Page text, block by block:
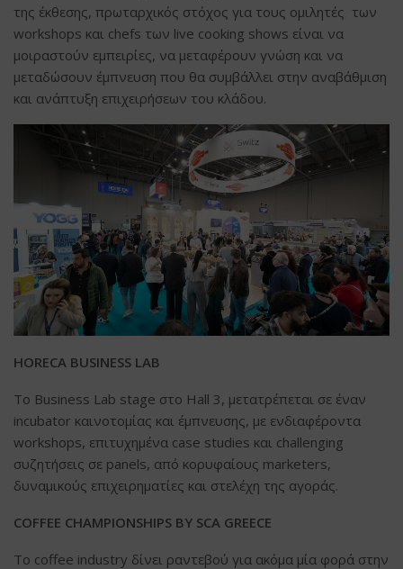
της έκθεσης, πρωταρχικός στόχος για τους ομιλητές των
workshops και chefs των live cooking shows είναι να
μοιραστούν εμπειρίες, να μεταφέρουν γνώση και να
μεταδώσουν έμπνευση που θα συμβάλλει στην αναβάθμιση
και ανάπτυξη επιχειρήσεων του κλάδου.
HORECA BUSINESS LAB
Το Business Lab stage στο Hall 3, μετατρέπεται σε έναν
incubator καινοτομίας και έμπνευσης, με ενδιαφέροντα
workshops, επιτυχημένα case studies και challenging
συζητήσεις σε panels, από κορυφαίους marketers,
δυναμικούς επιχειρηματίες και στελέχη της αγοράς.
COFFEE CHAMPIONSHIPS BY SCA GREECE
Το coffee industry δίνει ραντεβού για ακόμα μία φορά στην